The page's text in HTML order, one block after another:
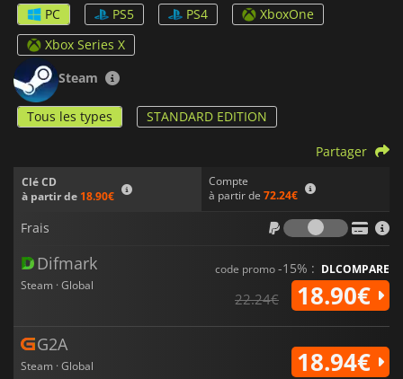
PC PS5 PS4
XboxOne
Xbox Series X
Steam
Tous les types STANDARD EDITION
Clé CD
à partir de 18.90€
Compte
à partir de 72.24€
Partager
Frais
Frais
Difmark
Steam · Global
code promo-15% : DLCOMPARE
22.24€ 18.90€
G2A
Steam · Global 18.94€